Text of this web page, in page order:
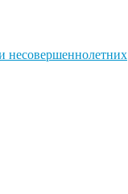
несовершеннолетних